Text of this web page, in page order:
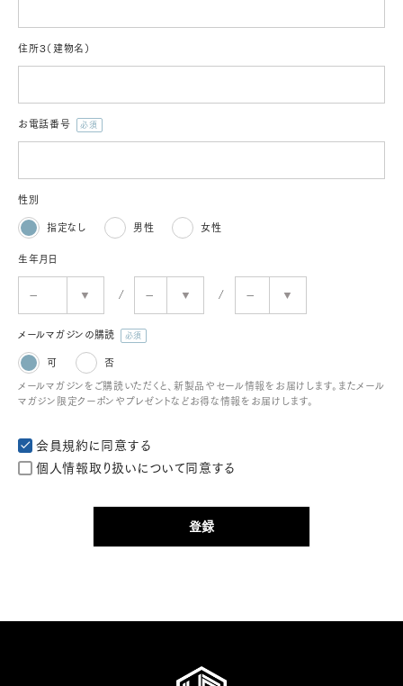
住所３（建物名）
お電話番号
性別
指定なし 男性 女性
生年月日
メールマガジンの購読
可
否
メールマガジンをご購読いただくと、新製品やセール情報をお届けします。またメール
マガジン限定クーポンやプレゼントなどお得な情報をお届けします。
会員規約に同意する
個人情報取り扱いについて同意する
登録